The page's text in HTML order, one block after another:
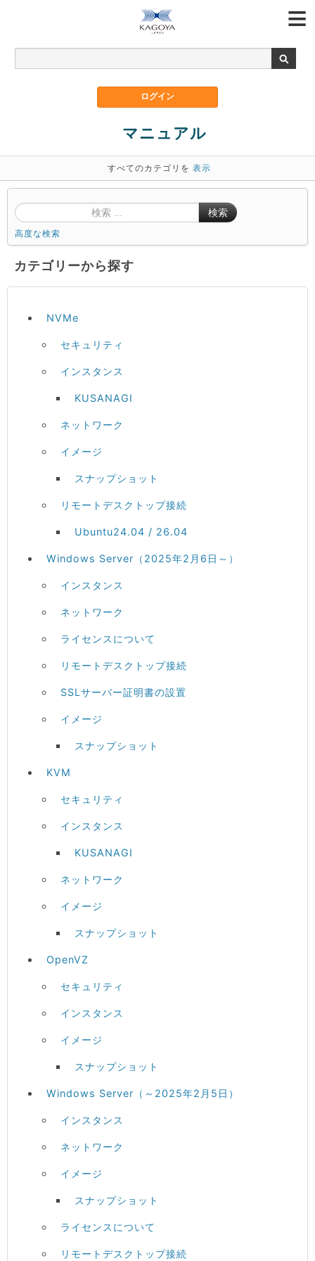
マニュアル
すべてのカテゴリを 表示
検索
高度な検索
カテゴリーから探す
NVMe
セキュリティ
インスタンス
KUSANAGI
ネットワーク
イメージ
スナップショット
リモートデスクトップ接続
Ubuntu24.04 / 26.04
Windows Server（2025年2月6日～）
インスタンス
ネットワーク
ライセンスについて
リモートデスクトップ接続
SSLサーバー証明書の設置
イメージ
スナップショット
KVM
セキュリティ
インスタンス
KUSANAGI
ネットワーク
イメージ
スナップショット
OpenVZ
セキュリティ
インスタンス
イメージ
スナップショット
Windows Server（～2025年2月5日）
インスタンス
ネットワーク
イメージ
スナップショット
ライセンスについて
リモートデスクトップ接続